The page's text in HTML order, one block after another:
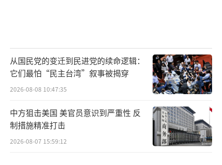
区”空中力量，而进行的各种“敏捷部署”行
动中发挥“明显作用”。正因如此，美国军方
也深度参与了在廷德尔的相关试验，以评估确
保其作战飞机在“更具挑战”环境下的“远征
战役”中有效运作的方法，弗里斯塔尔则称，
此次合作进一步增强了澳空军和美太平洋空军
从国民党的变迁到民进党的续命逻辑：
它们最怕“民主台湾”叙事被揭穿
2026-08-08 10:47:35
中方狙击美国 美官员意识到严重性 反
制措施精准打击
2026-08-07 15:59:12